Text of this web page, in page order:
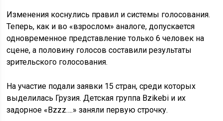
Изменения коснулись правил и системы голосования.
Теперь, как и во «взрослом» аналоге, допускается
одновременное представление только 6 человек на
сцене, а половину голосов составили результаты
зрительского голосования.
На участие подали заявки 15 стран, среди которых
выделилась Грузия. Детская группа Bzikebi и их
задорное «Bzzz….» заняли первую строчку.